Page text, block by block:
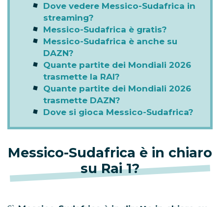
Dove vedere Messico-Sudafrica in
streaming?
Messico-Sudafrica è gratis?
Messico-Sudafrica è anche su
DAZN?
Quante partite dei Mondiali 2026
trasmette la RAI?
Quante partite dei Mondiali 2026
trasmette DAZN?
Dove si gioca Messico-Sudafrica?
Messico-Sudafrica è in chiaro
su Rai 1?